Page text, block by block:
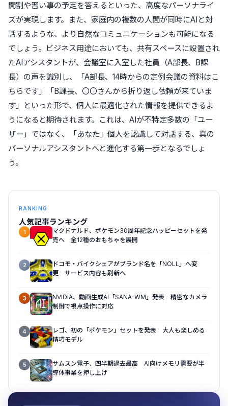
間割や習い事の予定を答えるといった、高度なパーソナライ
ズが実現します。また、家庭内の複数の人間が同時にAIと対
話するような、より自然なコミュニケーションも可能になる
でしょう。ビジネス用途においても、共有スペースに設置され
たAIアシスタントが、会議室に入室した社員（A部長、B課
長）の声を識別し、「A部長、14時からの定例会議の資料はこ
ちらです」「B課長、〇〇さんから折り返し依頼が来ていま
す」といった形で、個人に最適化された情報を提供できるよ
うになると期待されます。これは、AIが不特定多数の「ユー
ザー」ではなく、「あなた」個人を認識して対話する、真の
パーソナルアシスタントへと進化する第一歩となるでしょ
う。
RANKING
人気記事ランキング
1
マクドナルド、ポケモン30周年記念ハッピーセットを発
売へ 全12種のおもちゃを展開
2
ドコモ・バイクシェアがブランド名を「NOLL」へ変
更 サービス内容も刷新へ
3
NVIDIA、動画生成AI「SANA-WM」発表 精密なカメラ
制御で視点操作に対応
4
レゴ、初の「ポケモン」セットを発表 大人も楽しめる
精巧モデル
5
サムスン電子、四半期過去最高 AI向けメモリ需要が半
導体事業を押し上げ